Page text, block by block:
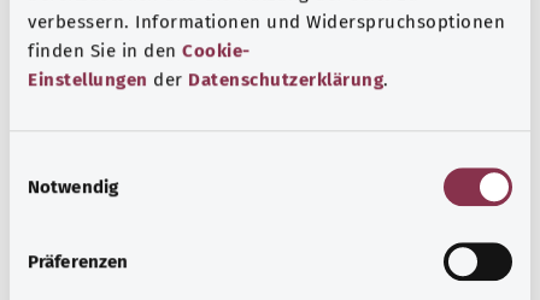
verbessern. Informationen und Widerspruchsoptionen
finden Sie in den Cookie-
Einstellungen der Datenschutzerklärung.
Notwendig
Präferenzen